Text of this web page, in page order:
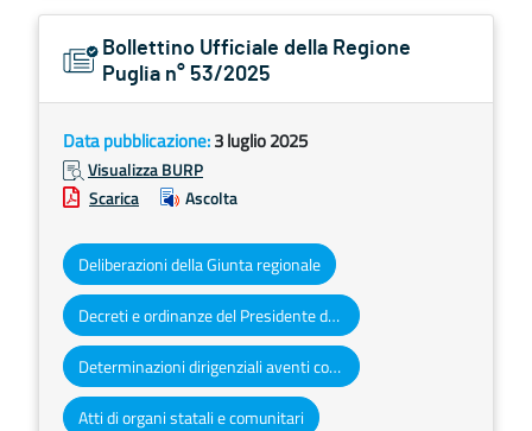
Bollettino Ufficiale della Regione
Puglia n° 53/2025
Data pubblicazione:3 luglio 2025
Visualizza BURP
Scarica
Ascolta
Deliberazioni della Giunta regionale
Decreti e ordinanze del Presidente della Giunta regionale
Determinazioni dirigenziali aventi contenuto di interesse generale
Atti di organi statali e comunitari